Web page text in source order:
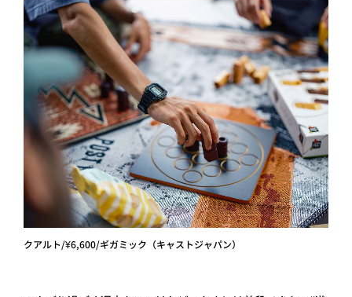
クアルト/¥6,600/ギガミック（キャストジャパン）